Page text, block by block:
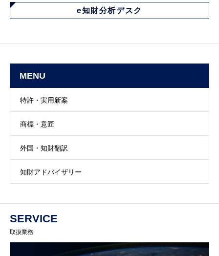
e知財分析デスク
MENU
特許・実用新案
商標・意匠
外国・知財翻訳
知財アドバイザリー
SERVICE
取扱業務